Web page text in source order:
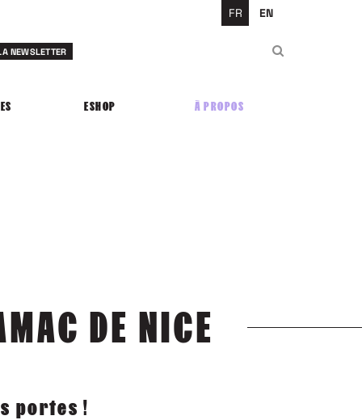
FR EN
ESHOP À PROPOS
NEWSLETTER
DE NICE
portes !